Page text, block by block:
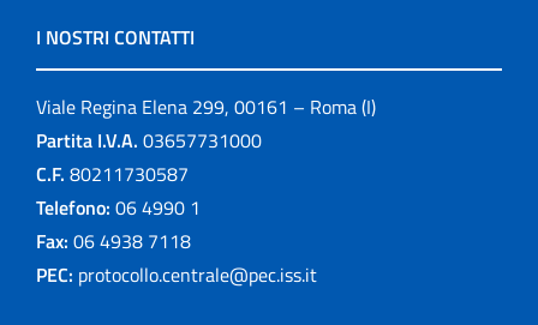
I NOSTRI CONTATTI
Viale Regina Elena 299, 00161 – Roma (I)
Partita I.V.A. 03657731000
C.F. 80211730587
Telefono: 06 4990 1
Fax: 06 4938 7118
PEC: protocollo.centrale@pec.iss.it